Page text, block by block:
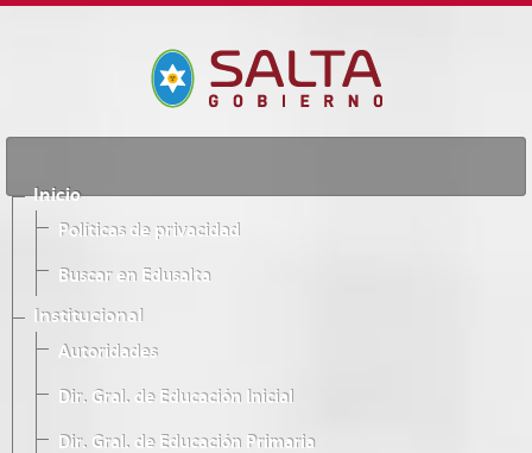
Inicio
Políticas de privacidad
Buscar en Edusalta
Institucional
Autoridades
Dir. Gral. de Educación Inicial
Dir. Gral. de Educación Primaria